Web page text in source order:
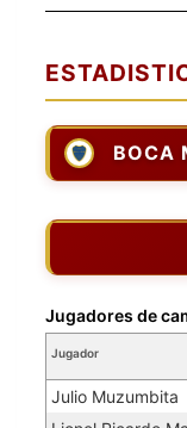
BOCA
Jugador
Julio Muzumbita
Jugadores de